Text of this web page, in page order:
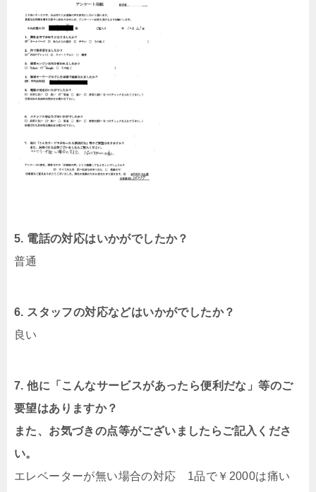
5. 電話の対応はいかがでしたか？
普通
6. スタッフの対応などはいかがでしたか？
良い
7. 他に「こんなサービスがあったら便利だな」等のご
要望はありますか？
また、お気づきの点等がございましたらご記入くださ
い。
エレベーターが無い場合の対応 1品で￥2000は痛い